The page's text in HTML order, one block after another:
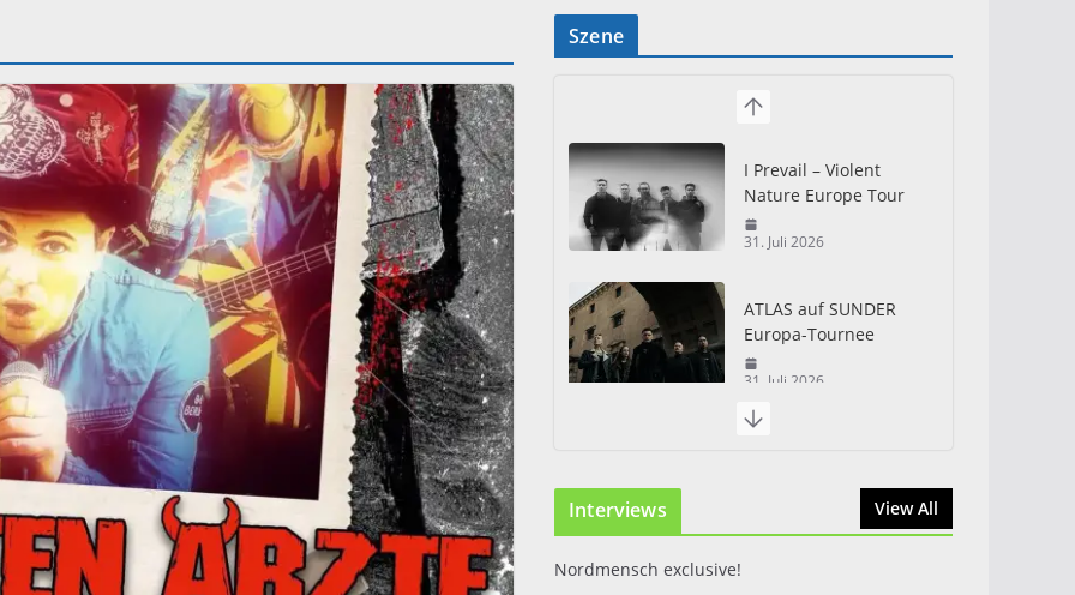
Szene
I Prevail – Violent
Nature Europe Tour
31. Juli 2026
ATLAS auf SUNDER
Europa-Tournee
31. Juli 2026
und Metal in Eystrup
Interviews View All
Nordmensch exclusive!